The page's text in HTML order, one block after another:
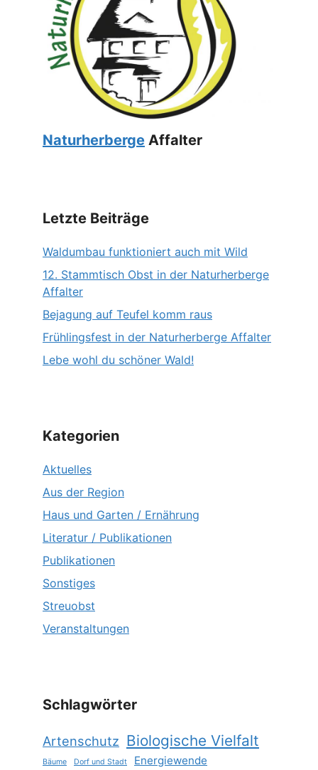
Naturherberge Affalter
Letzte Beiträge
Waldumbau funktioniert auch mit Wild
12. Stammtisch Obst in der Naturherberge
Affalter
Bejagung auf Teufel komm raus
Frühlingsfest in der Naturherberge Affalter
Lebe wohl du schöner Wald!
Kategorien
Aktuelles
Aus der Region
Haus und Garten / Ernährung
Literatur / Publikationen
Publikationen
Sonstiges
Streuobst
Veranstaltungen
Schlagwörter
Artenschutz Biologische Vielfalt
Bäume Dorf und Stadt Energiewende